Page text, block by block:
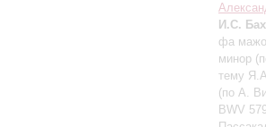
И.С. Бах
фа
минор
тему
(по А.
BWV